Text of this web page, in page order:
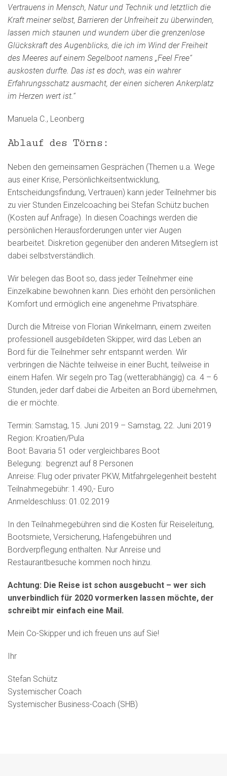
Vertrauens in Mensch, Natur und Technik und letztlich die
Kraft meiner selbst, Barrieren der Unfreiheit zu überwinden,
lassen mich staunen und wundern über die grenzenlose
Glückskraft des Augenblicks, die ich im Wind der Freiheit
des Meeres auf einem Segelboot namens „Feel Free“
auskosten durfte. Das ist es doch, was ein wahrer
Erfahrungsschatz ausmacht, der einen sicheren Ankerplatz
im Herzen wert ist.“
Manuela C., Leonberg
Ablauf des Törns:
Neben den gemeinsamen Gesprächen (Themen u.a. Wege
aus einer Krise, Persönlichkeitsentwicklung,
Entscheidungsfindung, Vertrauen) kann jeder Teilnehmer bis
zu vier Stunden Einzelcoaching bei Stefan Schütz buchen
(Kosten auf Anfrage). In diesen Coachings werden die
persönlichen Herausforderungen unter vier Augen
bearbeitet. Diskretion gegenüber den anderen Mitseglern ist
dabei selbstverständlich.
Wir belegen das Boot so, dass jeder Teilnehmer eine
Einzelkabine bewohnen kann. Dies erhöht den persönlichen
Komfort und ermöglich eine angenehme Privatsphäre.
Durch die Mitreise von Florian Winkelmann, einem zweiten
professionell ausgebildeten Skipper, wird das Leben an
Bord für die Teilnehmer sehr entspannt werden. Wir
verbringen die Nächte teilweise in einer Bucht, teilweise in
einem Hafen. Wir segeln pro Tag (wetterabhängig) ca. 4 – 6
Stunden, jeder darf dabei die Arbeiten an Bord übernehmen,
die er möchte.
Termin: Samstag, 15. Juni 2019 – Samstag, 22. Juni 2019
Region: Kroatien/Pula
Boot: Bavaria 51 oder vergleichbares Boot
Belegung: begrenzt auf 8 Personen
Anreise: Flug oder privater PKW, Mitfahrgelegenheit besteht
Teilnahmegebühr: 1.490,- Euro
Anmeldeschluss: 01.02.2019
In den Teilnahmegebühren sind die Kosten für Reiseleitung,
Bootsmiete, Versicherung, Hafengebühren und
Bordverpflegung enthalten. Nur Anreise und
Restaurantbesuche kommen noch hinzu.
Achtung: Die Reise ist schon ausgebucht – wer sich
unverbindlich für 2020 vormerken lassen möchte, der
schreibt mir einfach eine Mail.
Mein Co-Skipper und ich freuen uns auf Sie!
Ihr
Stefan Schütz
Systemischer Coach
Systemischer Business-Coach (SHB)